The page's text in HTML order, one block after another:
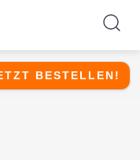
BESTELLEN!